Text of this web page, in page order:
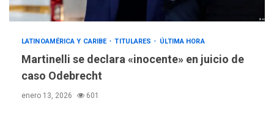
LATINOAMÉRICA Y CARIBE TITULARES ÚLTIMA HORA
Martinelli se declara «inocente» en juicio de
caso Odebrecht
enero 13, 2026 601